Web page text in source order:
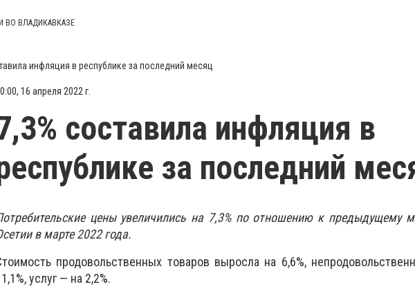
ВО ВЛАДИКАВКАЗЕ
инфляция в республике за последний месяц
16 апреля 2022 г.
составила инфляция в
за последний
цены увеличились на 7,3% по отношению к предыдущему
в марте 2022 года.
продовольственных товаров выросла на 6,6%,
услуг — на 2,2%.